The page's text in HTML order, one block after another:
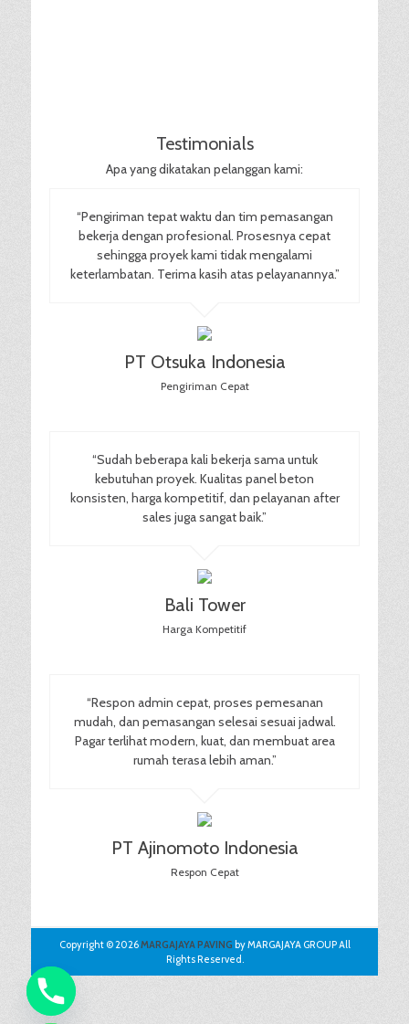
Testimonials
Apa yang dikatakan pelanggan kami:
“Pengiriman tepat waktu dan tim pemasangan
bekerja dengan profesional. Prosesnya cepat
sehingga proyek kami tidak mengalami
keterlambatan. Terima kasih atas pelayanannya.”
PT Otsuka Indonesia
Pengiriman Cepat
“Sudah beberapa kali bekerja sama untuk
kebutuhan proyek. Kualitas panel beton
konsisten, harga kompetitif, dan pelayanan after
sales juga sangat baik.”
Bali Tower
Harga Kompetitif
“Respon admin cepat, proses pemesanan
mudah, dan pemasangan selesai sesuai jadwal.
Pagar terlihat modern, kuat, dan membuat area
rumah terasa lebih aman.”
PT Ajinomoto Indonesia
Respon Cepat
Copyright © 2026MARGAJAYA PAVING by MARGAJAYA GROUP All
Rights Reserved.